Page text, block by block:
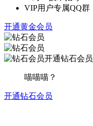
VIP用户专属QQ群
开通黄金会员
开通钻石会员
喵喵喵？
开通钻石会员